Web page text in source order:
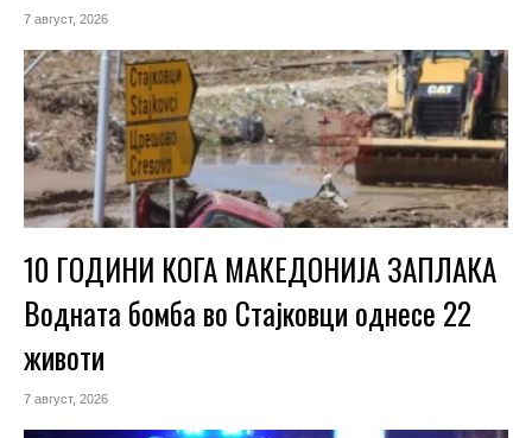
7 август, 2026
10 ГОДИНИ КОГА МАКЕДОНИЈА ЗАПЛАКА
Водната бомба во Стајковци однесе 22
животи
7 август, 2026